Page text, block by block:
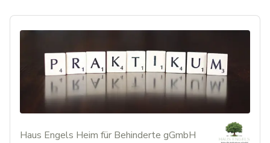
Haus Engels Heim für Behinderte gGmbH